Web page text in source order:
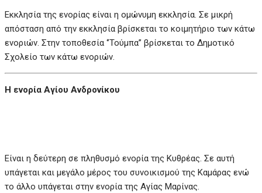
Εκκλησία της ενορίας είναι η ομώνυμη εκκλησία. Σε μικρή
απόσταση από την εκκλησία βρίσκεται το κοιμητήριο των κάτω
ενοριών. Στην τοποθεσία ‘’Τούμπα’’ βρίσκεται το Δημοτικό
Σχολείο των κάτω ενοριών.
Η ενορία Αγίου Ανδρονίκου
Είναι η δεύτερη σε πληθυσμό ενορία της Κυθρέας. Σε αυτή
υπάγεται και μεγάλο μέρος του συνοικισμού της Καμάρας ενώ
το άλλο υπάγεται στην ενορία της Αγίας Μαρίνας.